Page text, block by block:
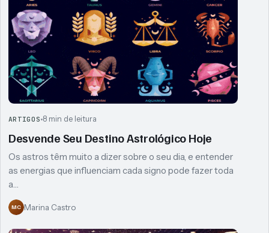
ARTIGOS 8 min de leitura
Desvende Seu Destino Astrológico Hoje
Os astros têm muito a dizer sobre o seu dia, e entender
as energias que influenciam cada signo pode fazer toda
a…
MC Marina Castro